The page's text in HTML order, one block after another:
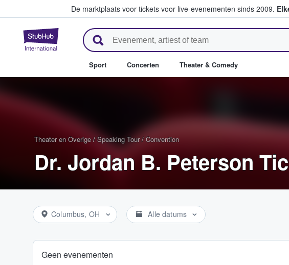
De marktplaats voor tickets voor live-evenementen sinds 2009.
StubHub: waar fans tickets kopen en
Sport Concerten Theater & Comedy
Theater en Overige / Speaking Tour / Convention
Dr. Jordan B. Peterson
Columbus, OH Alle datums
Geen evenementen